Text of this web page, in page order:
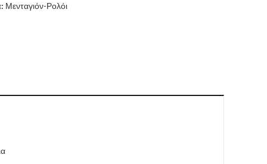
Μενταγιόν-Ρολόι